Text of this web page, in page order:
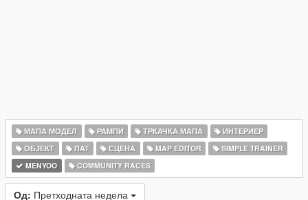
МАПА МОДЕЛ РАМПИ ТРКАЧКА МАПА
ИНТЕРИЕР
ОБЈЕКТ
ПАТ СЦЕНА MAP EDITOR
SIMPLE TRAINER
MENYOO
COMMUNITY RACES
Од: Претходната недела